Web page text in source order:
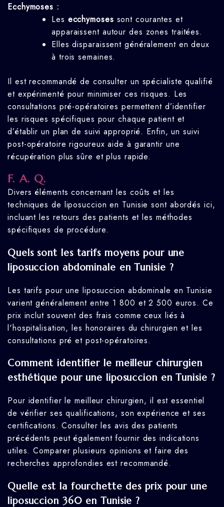
Ecchymoses :
Les ecchymoses sont courantes et
apparaissent autour des zones traitées.
Elles disparaissent généralement en deux
à trois semaines.
Il est recommandé de consulter un spécialiste qualifié
et expérimenté pour minimiser ces risques. Les
consultations pré-opératoires permettent d’identifier
les risques spécifiques pour chaque patient et
d’établir un plan de suivi approprié. Enfin, un suivi
post-opératoire rigoureux aide à garantir une
récupération plus sûre et plus rapide.
F. A. Q.
Divers éléments concernant les coûts et les
techniques de liposuccion en Tunisie sont abordés ici,
incluant les retours des patients et les méthodes
spécifiques de procédure.
Quels sont les tarifs moyens pour une
liposuccion abdominale en Tunisie ?
Les tarifs pour une liposuccion abdominale en Tunisie
varient généralement entre 1 800 et 2 500 euros. Ce
prix inclut souvent des frais comme ceux liés à
l'hospitalisation, les honoraires du chirurgien et les
consultations pré et post-opératoires.
Comment identifier le meilleur chirurgien
esthétique pour une liposuccion en Tunisie ?
Pour identifier le meilleur chirurgien, il est essentiel
de vérifier ses qualifications, son expérience et ses
certifications. Consulter les avis des patients
précédents peut également fournir des indications
utiles. Comparer plusieurs opinions et faire des
recherches approfondies est recommandé.
Quelle est la fourchette des prix pour une
liposuccion 360 en Tunisie ?